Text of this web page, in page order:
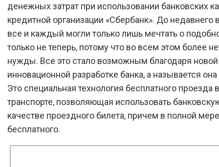
денежных затрат при использовании банковских
кредитной организации «Сбербанк». До недавнего
все и каждый могли только лишь мечтать о
только не теперь, потому что во всем этом более
нужды. Все это стало возможным благодаря новой
инновационной разработке банка, а называется она
Это специальная технология бесплатного проезда в
транспорте, позволяющая использовать
качестве проездного билета, причем в полной мере
бесплатного.